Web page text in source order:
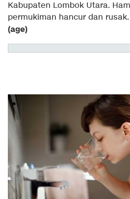
Kabupaten Lombok Utara.
permukiman hancur dan rusak.
(age)